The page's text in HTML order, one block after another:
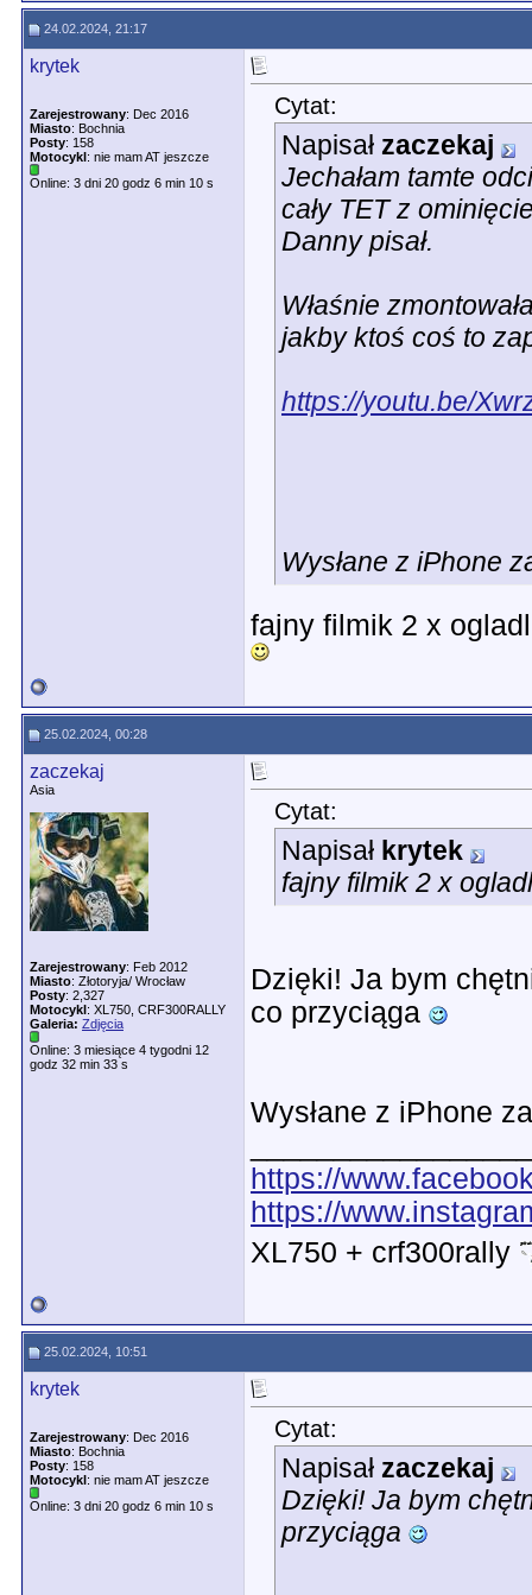
24.02.2024, 21:17
krytek
Zarejestrowany: Dec 2016
Miasto: Bochnia
Posty: 158
Motocykl: nie mam AT jeszcze
Online: 3 dni 20 godz 6 min 10 s
Cytat:
Napisał zaczekaj
Jechałam tamte
cały TET z
Danny pisał.
Właśnie
jakby ktoś coś to
https://youtu.be/
Wysłane z iPhone
fajny filmik 2 x
25.02.2024, 00:28
zaczekaj
Asia
Zarejestrowany: Feb 2012
Miasto: Złotoryja/ Wrocław
Posty: 2,327
Motocykl: XL750, CRF300RALLY
Galeria: Zdjęcia
Online: 3 miesiące 4 tygodni 12
godz 32 min 33 s
Cytat:
Napisał krytek
fajny filmik 2 x
Dzięki! Ja bym
co przyciąga
Wysłane z iPhone
https://
https://
XL750 + crf300rally
25.02.2024, 10:51
krytek
Zarejestrowany: Dec 2016
Miasto: Bochnia
Posty: 158
Motocykl: nie mam AT jeszcze
Online: 3 dni 20 godz 6 min 10 s
Cytat:
Napisał zaczekaj
Dzięki! Ja bym
przyciąga